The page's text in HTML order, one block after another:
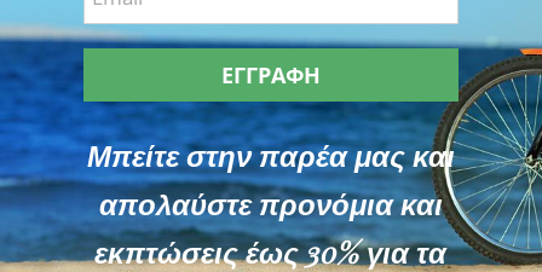
Μοσχαράκι κοκκινιστό με μανιτάρια
ΣΥΝΤΑΓΕΣ
Μοσχαράκι κοκκινιστό με μανιτάρια
Μπείτε στην παρέα μας και
απολαύστε προνόμια και
εκπτώσεις έως 30% για τα